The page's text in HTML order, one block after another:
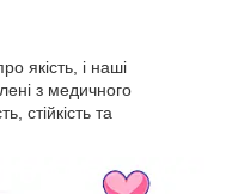
якість, і наші
з медичного
стійкість та